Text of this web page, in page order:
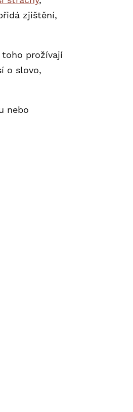
zjištění,
toho prožívají
o slovo,
nebo